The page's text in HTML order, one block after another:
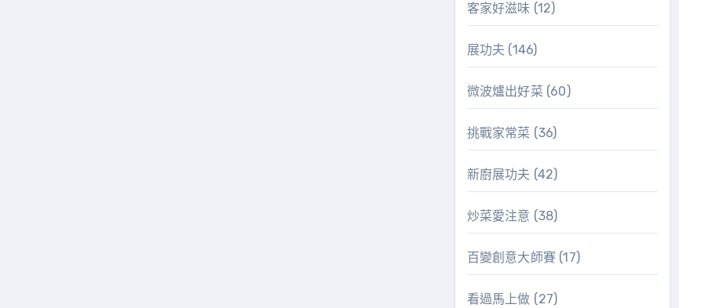
客家好滋味 (12)
展功夫 (146)
微波爐出好菜 (60)
挑戰家常菜 (36)
新廚展功夫 (42)
炒菜愛注意 (38)
百變創意大師賽(17)
看過馬上做 (27)